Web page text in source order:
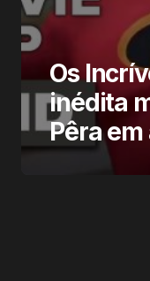
Os
inédita
Pêra em